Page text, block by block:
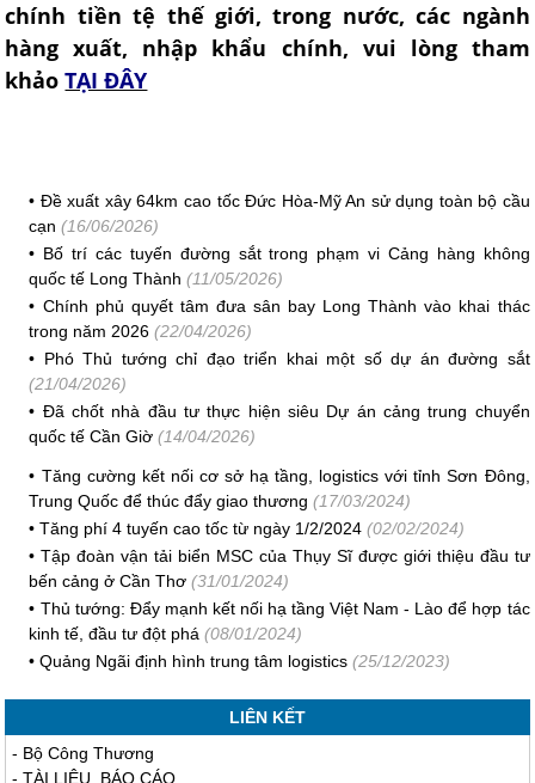
chính tiền tệ thế giới, trong nước, các ngành
hàng xuất, nhập khẩu chính, vui lòng tham
khảoTẠI ĐÂY
• Đề xuất xây 64km cao tốc Đức Hòa-Mỹ An sử dụng toàn bộ cầu
cạn (16/06/2026)
• Bố trí các tuyến đường sắt trong phạm vi Cảng hàng không
quốc tế Long Thành (11/05/2026)
• Chính phủ quyết tâm đưa sân bay Long Thành vào khai thác
trong năm 2026 (22/04/2026)
• Phó Thủ tướng chỉ đạo triển khai một số dự án đường sắt
(21/04/2026)
• Đã chốt nhà đầu tư thực hiện siêu Dự án cảng trung chuyển
quốc tế Cần Giờ (14/04/2026)
• Tăng cường kết nối cơ sở hạ tầng, logistics với tỉnh Sơn Đông,
Trung Quốc để thúc đẩy giao thương (17/03/2024)
•Tăng phí 4 tuyến cao tốc từ ngày 1/2/2024 (02/02/2024)
•Tập đoàn vận tải biển MSC của Thụy Sĩ được giới thiệu đầu tư
bến cảng ở Cần Thơ (31/01/2024)
• Thủ tướng: Đẩy mạnh kết nối hạ tầng Việt Nam - Lào để hợp tác
kinh tế, đầu tư đột phá (08/01/2024)
•Quảng Ngãi định hình trung tâm logistics (25/12/2023)
LIÊN KẾT
- Bộ Công Thương
-TÀI LIỆU, BÁO CÁO